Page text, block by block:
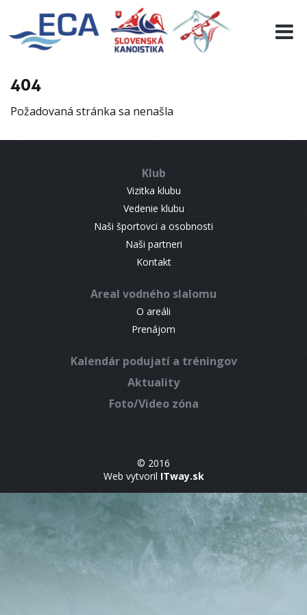
404
Požadovaná stránka sa nenašla
Klub
Vizitka klubu
Vedenie klubu
Naši športovci a osobnosti
Naši partneri
Kontakt
Areal vodného slalomu
O areáli
Prenájom
Kalendár podujatí a tréningov
Aktuality
Foto/Video zóna
© 2016
Web vytvoril ITway.sk
EURO 19
INFO
RESULTS
CONTACT